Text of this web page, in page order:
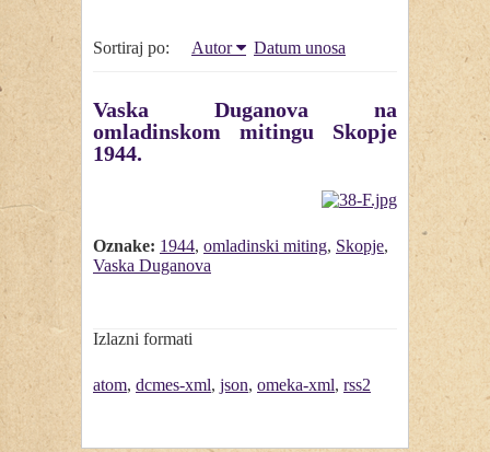
Sortiraj po: Autor Datum unosa
Vaska Duganova na
omladinskom mitingu Skopje
1944.
Oznake: 1944, omladinski miting, Skopje,
Vaska Duganova
Izlazni formati
atom, dcmes-xml, json, omeka-xml, rss2